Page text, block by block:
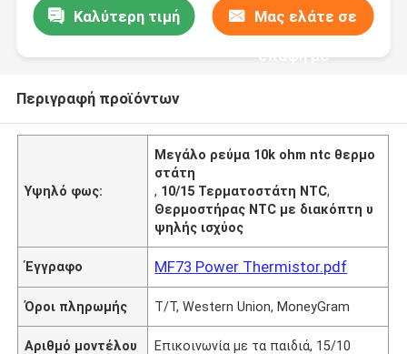
Καλύτερη τιμή Μας ελάτε σε
επαφή με
Περιγραφή προϊόντων
Υψηλό φως:
Μεγάλο ρεύμα 10k ohm ntc θερμο
στάτη
, 10/15 Τερματοστάτη NTC,
Θερμοστήρας NTC με διακόπτη υ
ψηλής ισχύος
Έγγραφο MF73 Power Thermistor.pdf
Όροι πληρωμής T/T, Western Union, MoneyGram
Αριθμό μοντέλου Επικοινωνία με τα παιδιά, 15/10